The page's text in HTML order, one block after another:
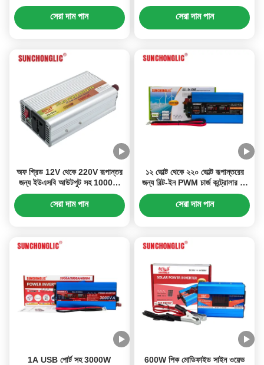
220V, একাধিক নিরাপত্তা সুরক্ষা সহ
সেরা দাম পান
সহ
সেরা দাম পান
অফ গ্রিড 12V থেকে 220V রূপান্তর
জন্য ইউএসবি আউটপুট সহ 1000W
সংশোধিত সাইন ওয়েভ পাওয়ার ইনভার্টার
সেরা দাম পান
১২ ভোল্ট থেকে ২২০ ভোল্ট রূপান্তরের
জন্য বিল্ট-ইন PWM চার্জ কন্ট্রোলার সহ
১০০০W মডিফাইড সাইন ওয়েভ পাওয়ার
ইনভার্টার
সেরা দাম পান
1A USB পোর্ট সহ 3000W
600W পিক মোডিফাইড সাইন ওয়েভ